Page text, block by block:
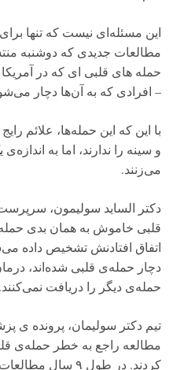
این مسئله‌ای نیست که تنها
حمله های قلبی ای که در
– افرادی که به آن‌ها دچار
با این که این حمله‌ها، علائم رایج
و سینه را ندارند، اما به
می‌زنند.
دکتر الساید سولیمون،
قلبی خاموش به همان بدی
اتفاق افتادنش تشخیص داده
دچار حمله‌ی قلبی شده‌اند،
حمله‌ی دیگر را دریافت نمی‌کنند.
مطالعه راجع به خطر حمله‌ی